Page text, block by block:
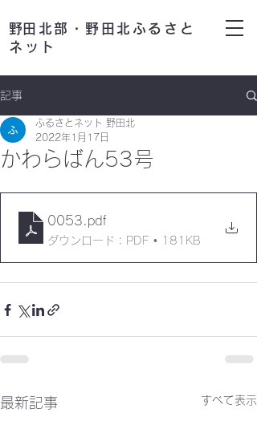
​野田北部・野田北ふるさと
ネット
記事
かわらばん53号
ふるさとネット 野田北
2022年1月17日
0053 .pdf
ダウンロード：PDF • 181KB
最新記事 すべて表示